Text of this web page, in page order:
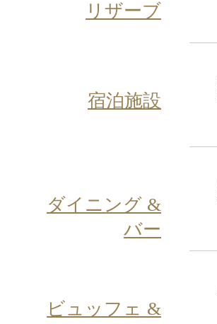
リザーブ
宿泊施設
ダイニング &
バー
ビュッフェ &